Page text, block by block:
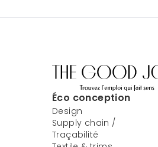
Éco conception
Design
Supply chain /
Traçabilité